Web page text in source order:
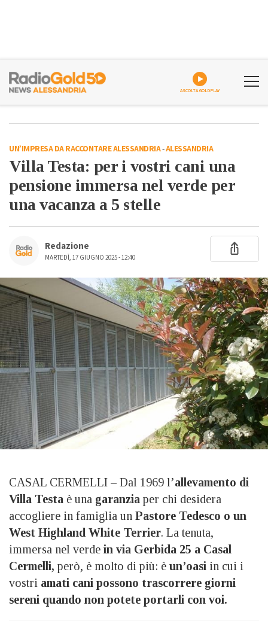
ASCOLTA GOLDPLAY
UN’IMPRESA DA RACCONTARE ALESSANDRIA-ALESSANDRIA
Villa Testa: per i vostri cani una
pensione immersa nel verde per
una vacanza a 5 stelle
Redazione
MARTEDÌ, 17 GIUGNO 2025 - 12:40
CASAL CERMELLI – Dal 1969 l’allevamento di
Villa Testa è una garanzia per chi desidera
accogliere in famiglia un Pastore Tedesco o un
West Highland White Terrier. La tenuta,
immersa nel verde in via Gerbida 25 a Casal
Cermelli, però, è molto di più: è un’oasi in cui i
vostri amati cani possono trascorrere giorni
sereni quando non potete portarli con voi.